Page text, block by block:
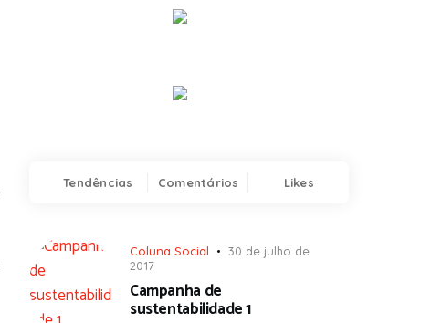
Tendências Comentários Likes
Coluna Social
30 de julho de
2017
Campanha de
sustentabilidade 1